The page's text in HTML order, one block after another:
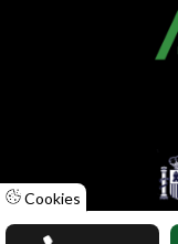
Cookies